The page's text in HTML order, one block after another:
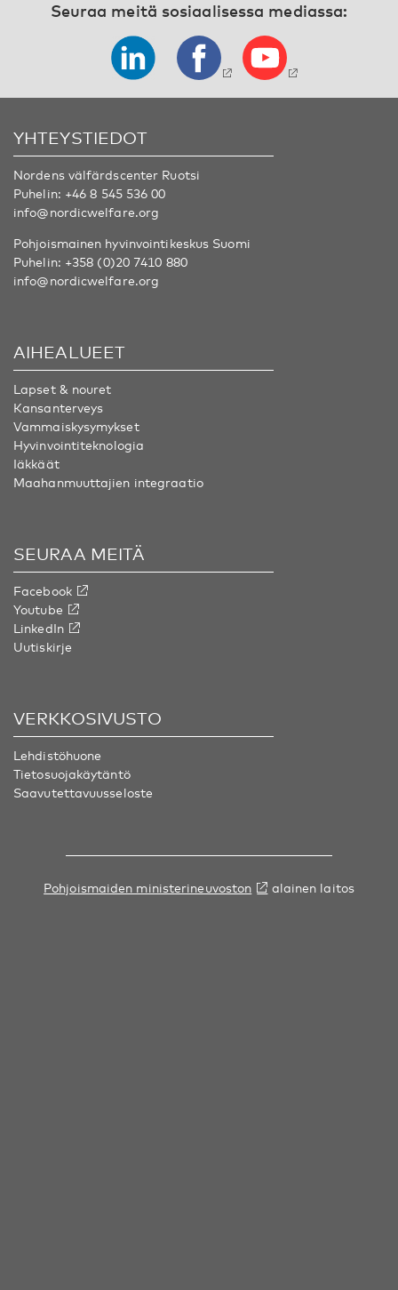
Seuraa meitä sosiaalisessa mediassa:
YHTEYSTIEDOT
Nordens välfärdscenter Ruotsi
Puhelin: +46 8 545 536 00
info@nordicwelfare.org
Pohjoismainen hyvinvointikeskus Suomi
Puhelin: +358 (0)20 7410 880
info@nordicwelfare.org
AIHEALUEET
Lapset & nouret
Kansanterveys
Vammaiskysymykset
Hyvinvointiteknologia
Iäkkäät
Maahanmuuttajien integraatio
SEURAA MEITÄ
Facebook
Youtube
LinkedIn
Uutiskirje
VERKKOSIVUSTO
Lehdistöhuone
Tietosuojakäytäntö
Saavutettavuusseloste
Pohjoismaiden ministerineuvoston alainen laitos